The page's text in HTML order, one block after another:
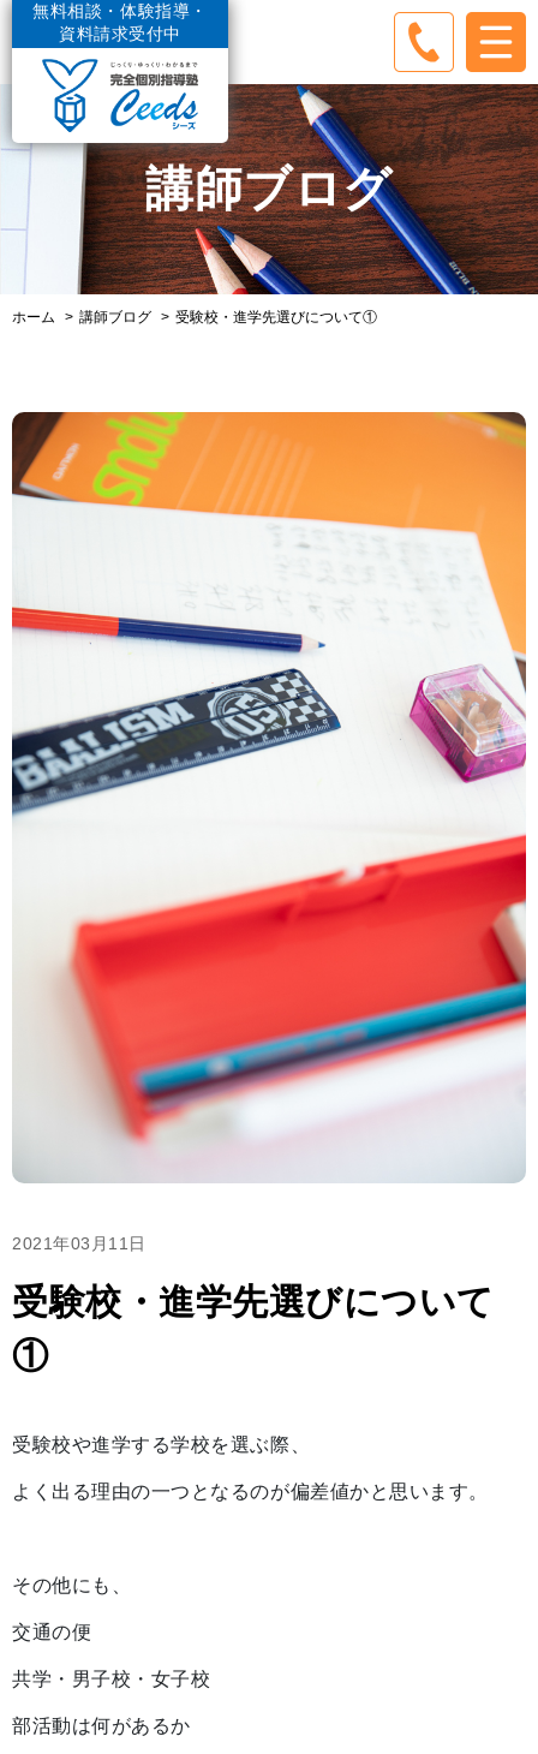
無料相談・体験指導・
資料請求受付中
講師ブログ
ホーム 講師ブログ 受験校・進学先選びについて①
2021年03月11日
受験校・進学先選びについて
①
受験校や進学する学校を選ぶ際、
よく出る理由の一つとなるのが偏差値かと思います。
その他にも、
交通の便
共学・男子校・女子校
部活動は何があるか